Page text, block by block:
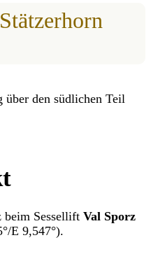
über den südlichen Teil
beim SesselliftVal Sporz
E 9,547°).